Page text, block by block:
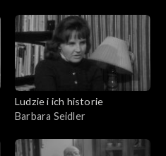
Ludzie i ich historie
Barbara Seidler